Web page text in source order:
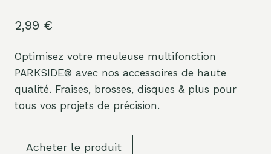
2,99 €
Optimisez votre meuleuse multifonction
PARKSIDE® avec nos accessoires de haute
qualité. Fraises, brosses, disques & plus pour
tous vos projets de précision.
Acheter le produit